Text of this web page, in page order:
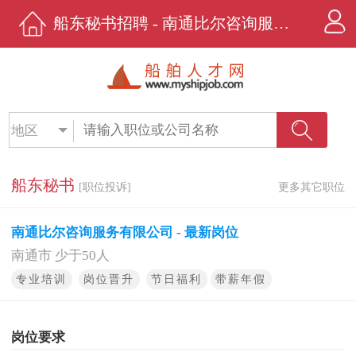
船东秘书招聘 - 南通比尔咨询服务有限公司 - 船舶人才网
地区
船东秘书 [职位投诉] 更多其它职位
南通比尔咨询服务有限公司 - 最新岗位
南通市 少于50人
专业培训 岗位晋升 节日福利 带薪年假
岗位要求